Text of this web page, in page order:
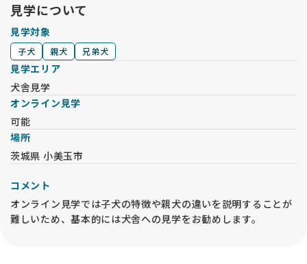
・販売中の子犬と両親は全てご見学頂けます。引退、ケガ等で
ご覧いただけないことが稀にあります。
・掲載中の子犬の中でどの子にするか悩まれているようでした
ら、お問い合わせの際にその旨ご記載ください。
・お日にちと時間帯をお知らせください。電話でのやり取りを
ご希望の場合はその旨をお知らせください。
・衛生面からペットショップや他犬舎を見学したお客様は日を
改めてお越しください。
★★★お問い合わせの際のお願い★★★
ご要望の中で”毛色が薄め、濃いめ”、”小さめ、大きめ”などの
内容が多くみられますが、人ぞれぞれで感じ方が違いますので
また、”おとなしい子”、”おっとりした子”、”ほえない子”とい
うご要望もありますが、子犬ですので大人しい子は居りませ
ん。子犬は元気に遊ぶものですので大人しいほうが問題がある
見学について
見学対象
子犬 親犬 兄弟犬
見学エリア
犬舎見学
オンライン見学
可能
場所
茨城県 小美玉市
コメント
オンライン見学では子犬の特徴や親犬の違いを説明することが
難しいため、基本的には犬舎への見学をお勧めします。